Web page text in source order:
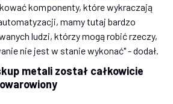
komponenty, które wykraczają
mamy tutaj bardzo
ludzi, którzy mogą robić rzeczy,
nie jest w stanie wykonać" - dodał.
metali został całkowicie